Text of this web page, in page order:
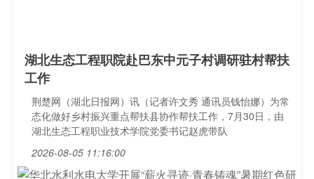
湖北生态工程职院赴巴东中元子村调研驻村帮扶
工作
荆楚网（湖北日报网）讯（记者许文秀 通讯员钱怡娜）为常
态化做好乡村振兴重点帮扶县协作帮扶工作，7月30日，由
湖北生态工程职业技术学院党委书记赵虎带队
2026-08-05 11:16:00